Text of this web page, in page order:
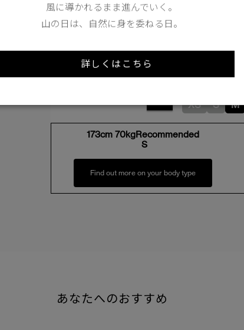
XS S M
173cm 70kgRecommended
S
Find out more on your body type
あなたへのおすすめ
風に導かれるまま進んでいく。
山の日は、自然に身を委ねる日。
詳しくはこちら